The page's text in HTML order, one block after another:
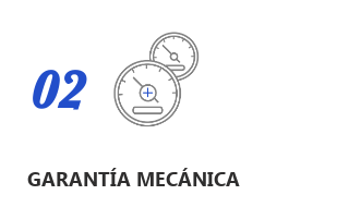
02
GARANTÍA MECÁNICA